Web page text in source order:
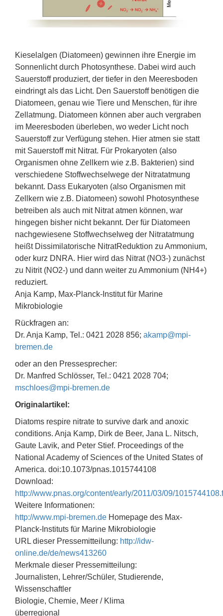
Kieselalgen (Diatomeen) gewinnen ihre Energie im
Sonnenlicht durch Photosynthese. Dabei wird auch
Sauerstoff produziert, der tiefer in den Meeresboden
eindringt als das Licht. Den Sauerstoff benötigen die
Diatomeen, genau wie Tiere und Menschen, für ihre
Zellatmung. Diatomeen können aber auch vergraben
im Meeresboden überleben, wo weder Licht noch
Sauerstoff zur Verfügung stehen. Hier atmen sie statt
mit Sauerstoff mit Nitrat. Für Prokaryoten (also
Organismen ohne Zellkern wie z.B. Bakterien) sind
verschiedene Stoffwechselwege der Nitratatmung
bekannt. Dass Eukaryoten (also Organismen mit
Zellkern wie z.B. Diatomeen) sowohl Photosynthese
betreiben als auch mit Nitrat atmen können, war
hingegen bisher nicht bekannt. Der für Diatomeen
nachgewiesene Stoffwechselweg der Nitratatmung
heißt Dissimilatorische NitratReduktion zu Ammonium,
oder kurz DNRA. Hier wird das Nitrat (NO3-) zunächst
zu Nitrit (NO2-) und dann weiter zu Ammonium (NH4+)
reduziert.
Anja Kamp, Max-Planck-Institut für Marine
Mikrobiologie
Rückfragen an:
Dr. Anja Kamp, Tel.: 0421 2028 856; akamp@mpi-
bremen.de
oder an den Pressesprecher:
Dr. Manfred Schlösser, Tel.: 0421 2028 704;
mschloes@mpi-bremen.de
Originalartikel:
Diatoms respire nitrate to survive dark and anoxic
conditions. Anja Kamp, Dirk de Beer, Jana L. Nitsch,
Gaute Lavik, and Peter Stief. Proceedings of the
National Academy of Sciences of the United States of
America. doi:10.1073/pnas.1015744108
Download:
http://www.pnas.org/content/early/2011/03/09/
Weitere Informationen:
http://www.mpi-bremen.de Homepage des Max-
Planck-Instituts für Marine Mikrobiologie
URL dieser Pressemitteilung: http://idw-
online.de/de/news413260
Merkmale dieser Pressemitteilung:
Journalisten, Lehrer/Schüler, Studierende,
Wissenschaftler
Biologie, Chemie, Meer / Klima
überregional